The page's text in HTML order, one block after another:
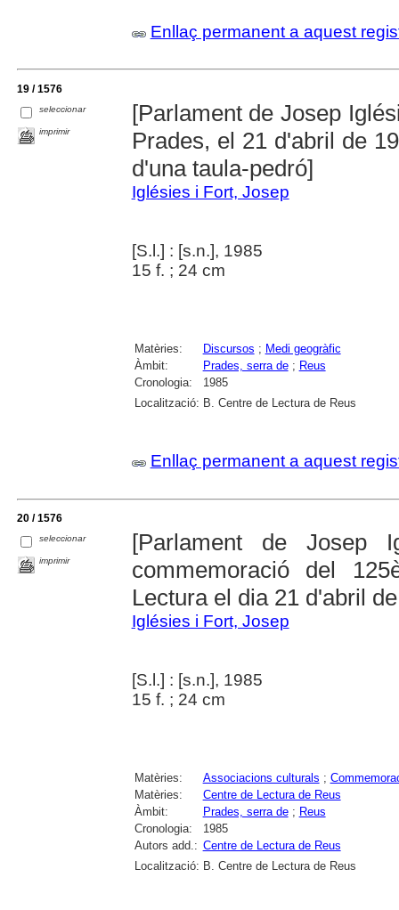
Enllaç permanent a aquest
19 / 1576
seleccionar
imprimir
[Parlament de Josep
Prades, el 21 d'abril de
d'una taula-pedró]
Iglésies i Fort, Josep
[S.l.] : [s.n.], 1985
15 f. ; 24 cm
Matèries: Discursos ; Medi geogràfic
Àmbit:
Prades, serra de; Reus
Cronologia:
1985
Localització: B. Centre de Lectura de Reus
Enllaç permanent a aquest
20 / 1576
seleccionar
imprimir
[Parlament de Josep
commemoració del
Lectura el dia 21 d'abril
Iglésies i Fort, Josep
[S.l.] : [s.n.], 1985
15 f. ; 24 cm
Matèries: Associacions culturals ;
Matèries:
Centre de Lectura de Reus
Àmbit:
Prades, serra de; Reus
Cronologia:
1985
Autors add.: Centre de Lectura de Reus
Localització: B. Centre de Lectura de Reus